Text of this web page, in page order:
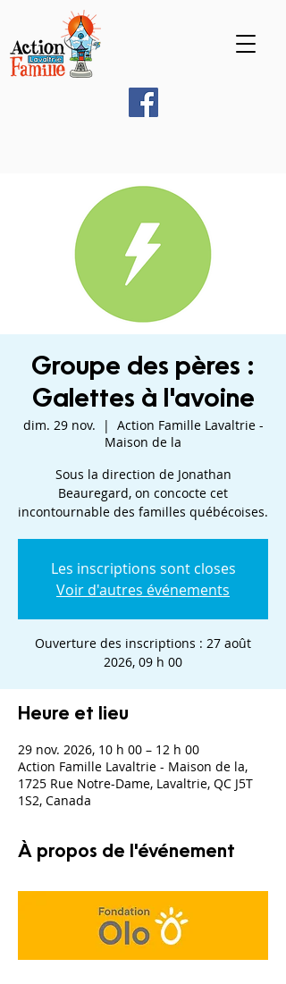
Groupe des pères :
Galettes à l'avoine
dim. 29 nov.
  |
Action Famille Lavaltrie -
Maison de la
Sous la direction de Jonathan
Beauregard, on concocte cet
incontournable des familles québécoises.
Les inscriptions sont closes
Voir d'autres événements
Ouverture des inscriptions : 27 août
2026, 09 h 00
Heure et lieu
29 nov. 2026, 10 h 00 – 12 h 00
Action Famille Lavaltrie - Maison de la,
1725 Rue Notre-Dame, Lavaltrie, QC J5T
1S2, Canada
À propos de l'événement